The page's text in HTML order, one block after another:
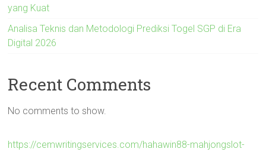
yang Kuat
Analisa Teknis dan Metodologi Prediksi Togel SGP di Era
Digital 2026
Recent Comments
No comments to show.
https://cemwritingservices.com/hahawin88-mahjongslot-